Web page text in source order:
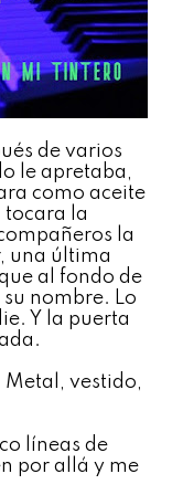
de varios
le apretaba,
como aceite
tocara la
la
una última
al fondo de
nombre. Lo
Y la puerta
Metal, vestido,
líneas de
por allá y me